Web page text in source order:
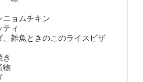
ニョムチキン
ティ
、雑魚ときのこのライスピザ
き
物